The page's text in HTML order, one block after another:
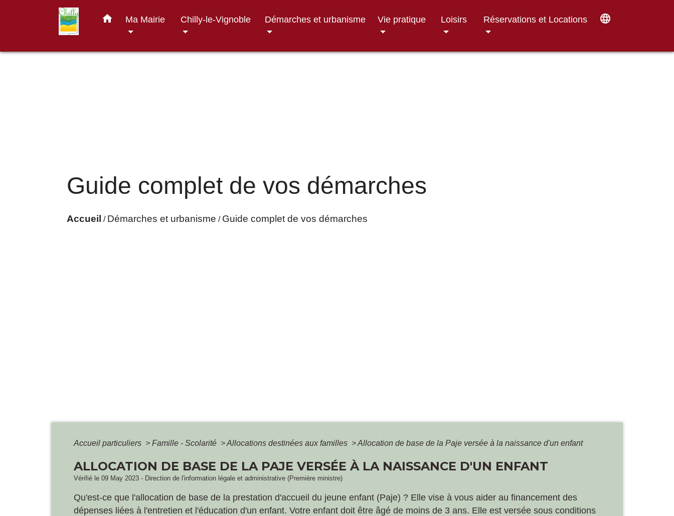
home Ma Mairie Chilly-le-Vignoble Démarches et urbanisme Vie pratique Loisirs Réservations et Locations language
Guide complet de vos démarches
Accueil / Démarches et urbanisme / Guide complet de vos démarches
Accueil particuliers > Famille - Scolarité >Allocations destinées aux familles >Allocation de base de la Paje versée à la naissance d'un enfant
ALLOCATION DE BASE DE LA PAJE VERSÉE À LA NAISSANCE D'UN ENFANT
Vérifié le 09 May 2023 - Direction de l'information légale et administrative (Première ministre)
Qu'est-ce que l'allocation de base de la prestation d'accueil du jeune enfant (Paje) ? Elle vise à vous aider au financement des
dépenses liées à l'entretien et l'éducation d'un enfant. Votre enfant doit être âgé de moins de 3 ans. Elle est versée sous conditions